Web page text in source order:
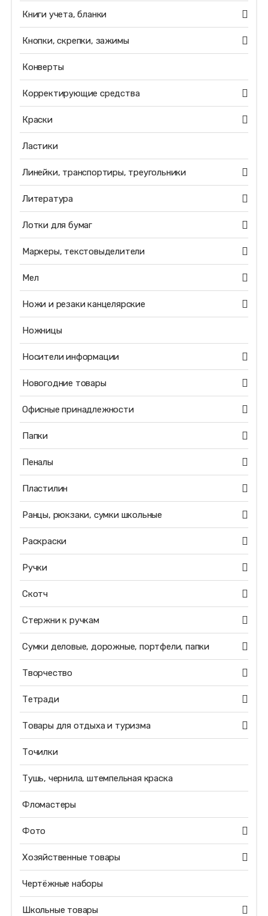
Книги учета, бланки
Кнопки, скрепки, зажимы
Конверты
Корректирующие средства
Краски
Ластики
Линейки, транспортиры, треугольники
Литература
Лотки для бумаг
Маркеры, текстовыделители
Мел
Ножи и резаки канцелярские
Ножницы
Носители информации
Новогодние товары
Офисные принадлежности
Папки
Пеналы
Пластилин
Ранцы, рюкзаки, сумки школьные
Раскраски
Ручки
Скотч
Стержни к ручкам
Сумки деловые, дорожные, портфели, папки
Творчество
Тетради
Товары для отдыха и туризма
Точилки
Тушь, чернила, штемпельная краска
Фломастеры
Фото
Хозяйственные товары
Чертёжные наборы
Школьные товары